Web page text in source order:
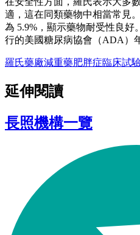
適，這在同類藥物中相當常見
為 5.9%，顯示藥物耐受性良好
行的美國糖尿病協會（ADA）
羅氏藥廠減重藥肥胖症臨床試
延伸閱讀
長照機構一覽